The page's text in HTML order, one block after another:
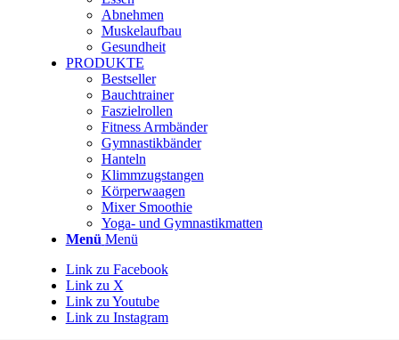
Abnehmen
Muskelaufbau
Gesundheit
PRODUKTE
Bestseller
Bauchtrainer
Faszielrollen
Fitness Armbänder
Gymnastikbänder
Hanteln
Klimmzugstangen
Körperwaagen
Mixer Smoothie
Yoga- und Gymnastikmatten
Menü Menü
Link zu Facebook
Link zu X
Link zu Youtube
Link zu Instagram